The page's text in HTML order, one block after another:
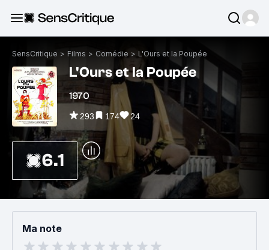
SensCritique > Films > Comédie > L'Ours et la Poupée
L'Ours et la Poupée
1970
293 174 24
6.1
Ma note